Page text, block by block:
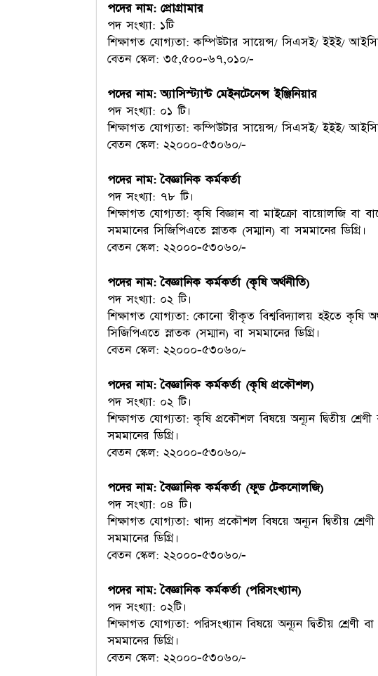
পদের নাম: প্রোগ্রামার
পদ সংখ্যা: ১টি
শিক্ষাগত যোগ্যতা: কম্পিউটার সায়েন্স/ সিএসই/ ইইই/ আইসিটি
বেতন স্কেল: ৩৫,৫০০-৬৭,০১০/-
পদের নাম: অ্যাসিস্ট্যান্ট মেইনটেনেন্স ইঞ্জিনিয়ার
পদ সংখ্যা: ০১ টি।
শিক্ষাগত যোগ্যতা: কম্পিউটার সায়েন্স/ সিএসই/ ইইই/ আইসিটি
বেতন স্কেল: ২২০০০-৫৩০৬০/-
পদের নাম: বৈজ্ঞানিক কর্মকর্তা
পদ সংখ্যা: ৭৮ টি।
শিক্ষাগত যোগ্যতা: কৃষি বিজ্ঞান বা মাইক্রো বায়োলজি বা
সমমানের সিজিপিএতে স্নাতক (সম্মান) বা সমমানের ডিগ্রি।
বেতন স্কেল: ২২০০০-৫৩০৬০/-
পদের নাম: বৈজ্ঞানিক কর্মকর্তা (কৃষি অর্থনীতি)
পদ সংখ্যা: ০২ টি।
শিক্ষাগত যোগ্যতা: কোনো স্বীকৃত বিশ্ববিদ্যালয় হইতে কৃষি
সিজিপিএতে স্নাতক (সম্মান) বা সমমানের ডিগ্রি।
বেতন স্কেল: ২২০০০-৫৩০৬০/-
পদের নাম: বৈজ্ঞানিক কর্মকর্তা (কৃষি প্রকৌশল)
পদ সংখ্যা: ০২ টি।
শিক্ষাগত যোগ্যতা: কৃষি প্রকৌশল বিষয়ে অন্যূন দ্বিতীয়
সমমানের ডিগ্রি।
বেতন স্কেল: ২২০০০-৫৩০৬০/-
পদের নাম: বৈজ্ঞানিক কর্মকর্তা (ফুড টেকনোলজি)
পদ সংখ্যা: ০৪ টি।
শিক্ষাগত যোগ্যতা: খাদ্য প্রকৌশল বিষয়ে অন্যূন দ্বিতীয়
সমমানের ডিগ্রি।
বেতন স্কেল: ২২০০০-৫৩০৬০/-
পদের নাম: বৈজ্ঞানিক কর্মকর্তা (পরিসংখ্যান)
পদ সংখ্যা: ০২টি।
শিক্ষাগত যোগ্যতা: পরিসংখ্যান বিষয়ে অন্যূন দ্বিতীয় শ্রেণী
সমমানের ডিগ্রি।
বেতন স্কেল: ২২০০০-৫৩০৬০/-